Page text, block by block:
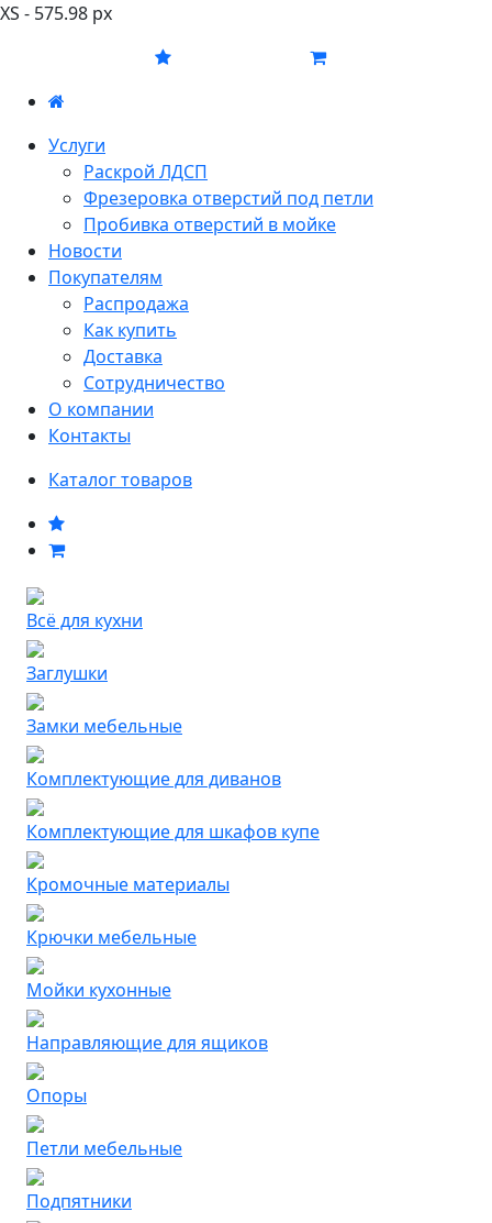
XS - 575.98 px
Услуги
Раскрой ЛДСП
Фрезеровка отверстий под петли
Пробивка отверстий в мойке
Новости
Покупателям
Распродажа
Как купить
Доставка
Сотрудничество
О компании
Контакты
Каталог товаров
Всё для кухни
Заглушки
Замки мебельные
Комплектующие для диванов
Комплектующие для шкафов купе
Кромочные материалы
Крючки мебельные
Мойки кухонные
Направляющие для ящиков
Опоры
Петли мебельные
Подпятники